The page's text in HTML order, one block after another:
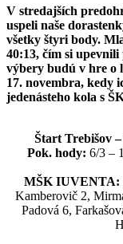
V stredajších
uspeli naše
všetky štyri body.
40:13, čím si
výbery budú v hre o
17. novembra, kedy
jedenásteho kola s
Štart Trebišov
Pok. hody: 6/3 –
MŠK IUVENTA:
Kamberovič 2,
Padová 6,